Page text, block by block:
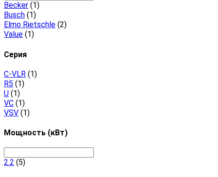
Becker (1)
Busch (1)
Elmo Rietschle (2)
Value (1)
Серия
C-VLR (1)
R5 (1)
U (1)
VC (1)
VSV (1)
Мощность (кВт)
2.2 (5)